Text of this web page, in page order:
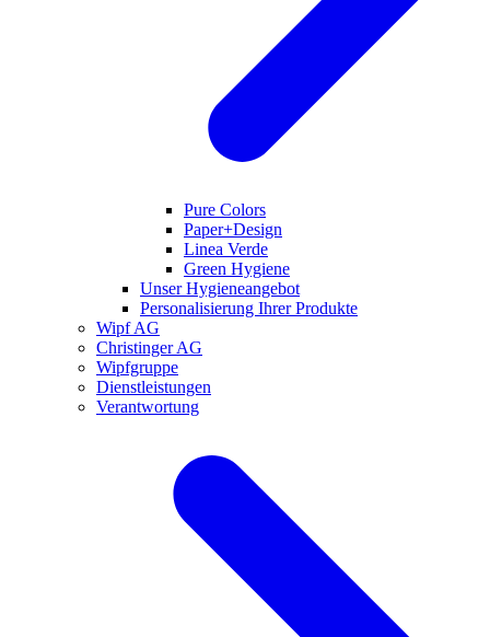
Pure Colors
Paper+Design
Linea Verde
Green Hygiene
Unser Hygieneangebot
Personalisierung Ihrer Produkte
Wipf AG
Christinger AG
Wipfgruppe
Dienstleistungen
Verantwortung